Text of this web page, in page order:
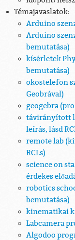
Témajavaslatok:
Arduino
Arduino
bemutatása)
kísérletek
bemutatása)
okostelefon
Geobrával)
geogebra
távirányított
leírás, lásd
remote lab
RCLs)
science on
érdekes
robotics
bemutatása)
kinematikai
Labcamera
Algodoo